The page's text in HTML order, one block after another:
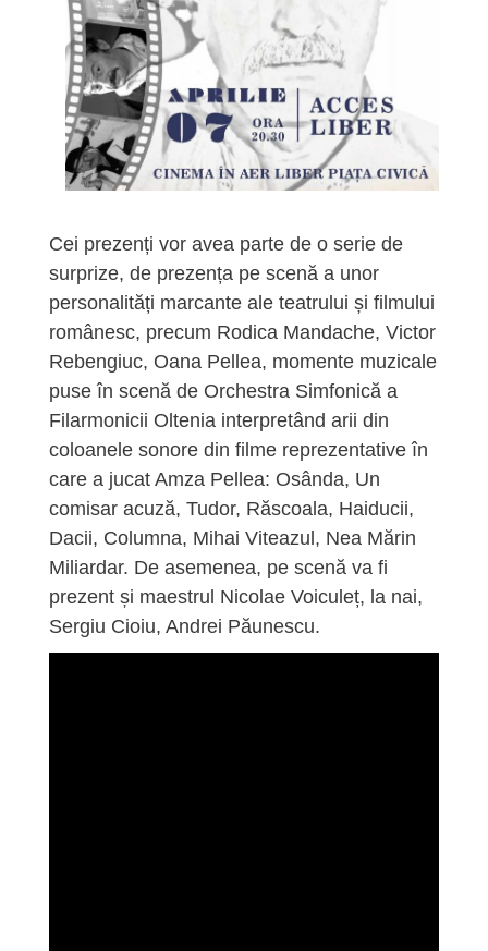
Cei prezenți vor avea parte de o serie de
surprize, de prezența pe scenă a unor
personalități marcante ale teatrului și filmului
românesc, precum Rodica Mandache, Victor
Rebengiuc, Oana Pellea, momente muzicale
puse în scenă de Orchestra Simfonică a
Filarmonicii Oltenia interpretând arii din
coloanele sonore din filme reprezentative în
care a jucat Amza Pellea: Osânda, Un
comisar acuză, Tudor, Răscoala, Haiducii,
Dacii, Columna, Mihai Viteazul, Nea Mărin
Miliardar. De asemenea, pe scenă va fi
prezent și maestrul Nicolae Voiculeț, la nai,
Sergiu Cioiu, Andrei Păunescu.